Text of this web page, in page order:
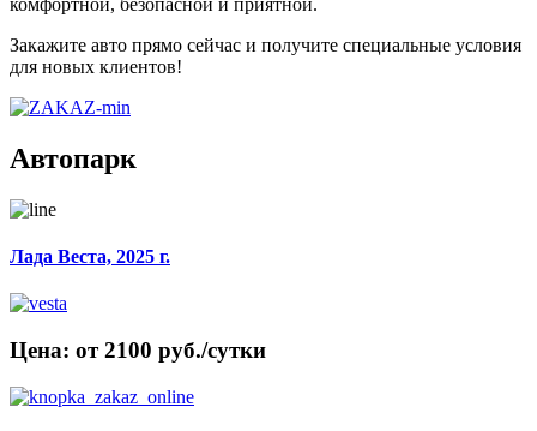
Закажите авто прямо сейчас и получите специальные условия
для новых клиентов!
Автопарк
Лада Веста, 2025 г.
Цена: от 2100 руб./сутки